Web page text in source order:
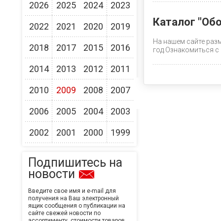
2026
2025 2024 2023
2022 2021 2020 2019
2018 2017 2015 2016
2014 2013 2012 2011
2010 2009 2008 2007
2006 2005 2004 2003
2002 2001 2000 1999
Подпишитесь на
новости
Введите свое имя и e-mail для
получения на Ваш электронный
ящик сообщения о публикации на
сайте свежей новости по
Каталог
На нашем сайте
год.Ознакомиться